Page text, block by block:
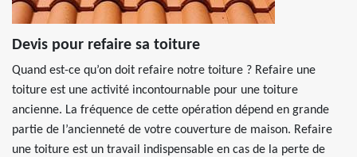
Devis pour refaire sa toiture
Quand est-ce qu’on doit refaire notre toiture ? Refaire une
toiture est une activité incontournable pour une toiture
ancienne. La fréquence de cette opération dépend en grande
partie de l’ancienneté de votre couverture de maison. Refaire
une toiture est un travail indispensable en cas de la perte de